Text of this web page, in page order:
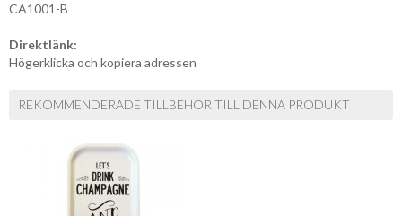
CA1001-B
Direktlänk:
Högerklicka och kopiera adressen
REKOMMENDERADE TILLBEHÖR TILL DENNA PRODUKT